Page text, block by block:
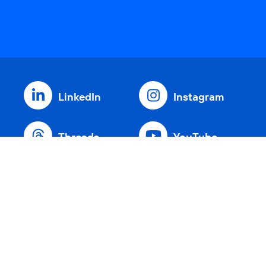
LinkedIn Instagram
Threads YouTube